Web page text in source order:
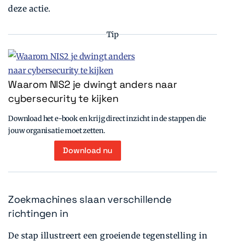
deze actie.
Tip
Waarom NIS2 je dwingt anders naar
cybersecurity te kijken
Download het e-book en krijg direct inzicht in de stappen die
jouw organisatie moet zetten.
Download nu
Zoekmachines slaan verschillende
richtingen in
De stap illustreert een groeiende tegenstelling in